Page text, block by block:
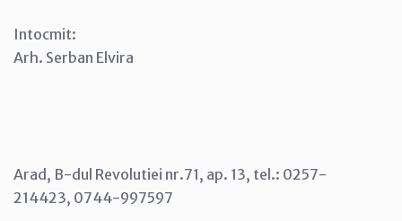
Intocmit:
Arh. Serban Elvira
Arad, B-dul Revolutiei nr.71, ap. 13, tel.: 0257-
214423, 0744-997597